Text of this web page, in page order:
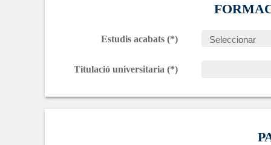
Estudis acabats (*)
Titulació universitaria (*)